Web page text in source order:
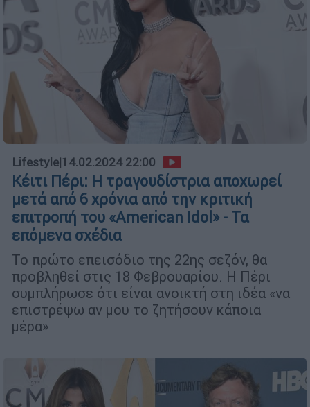
Lifestyle|14.02.2024 22:00
Κέιτι Πέρι: Η τραγουδίστρια αποχωρεί
μετά από 6 χρόνια από την κριτική
επιτροπή του «American Idol» - Τα
επόμενα σχέδια
Το πρώτο επεισόδιο της 22ης σεζόν, θα
προβληθεί στις 18 Φεβρουαρίου. Η Πέρι
συμπλήρωσε ότι είναι ανοικτή στη ιδέα «να
επιστρέψω αν μου το ζητήσουν κάποια
μέρα»